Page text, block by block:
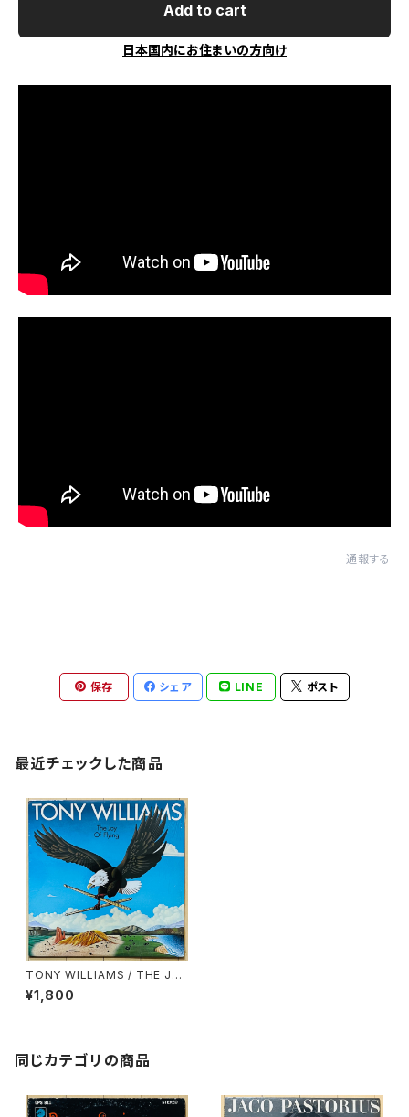
Add to cart
日本国内にお住まいの方向け
通報する
保存 シェア LINE ポスト
最近チェックした商品
TONY WILLIAMS / THE JO
Y OF FLYING
¥1,800
同じカテゴリの商品